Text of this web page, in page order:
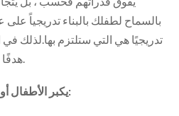
بالسماح لطفلك بالبناء تدريجياً على
تدريجيًا هي التي ستلتزم بها.لذلك في
هدفًا ، تأكد من تعيين هدف واقعي.
يكبر الأطفال أولاً ، لذا اجعل كل لحظة مهمة: